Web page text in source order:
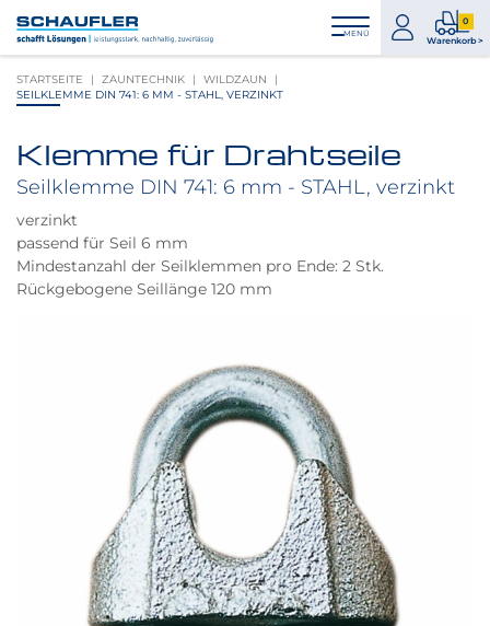
Inhalt
Hauptnavigation
Footernavigation
Logo
Schaufler
verlinkt
zur
MENÜ
zum
Konto
0
Warenkorb >
0
STARTSEITE ZAUNTECHNIK
WILDZAUN
SEILKLEMME DIN 741: 6 MM - STAHL, VERZINKT
Produktbilder
Klemme für Drahtseile
Seilklemme DIN 741: 6 mm - STAHL, verzinkt
verzinkt
passend für Seil 6 mm
Mindestanzahl der Seilklemmen pro Ende: 2 Stk.
Rückgebogene Seillänge 120 mm